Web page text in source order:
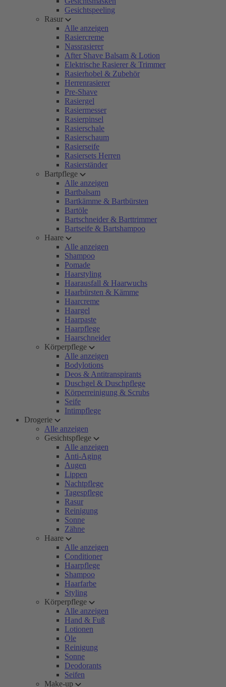
Gesichtspeeling
Rasur
Alle anzeigen
Rasiercreme
Nassrasierer
After Shave Balsam & Lotion
Elektrische Rasierer & Trimmer
Rasierhobel & Zubehör
Herrenrasierer
Pre-Shave
Rasiergel
Rasiermesser
Rasierpinsel
Rasierschale
Rasierschaum
Rasierseife
Rasiersets Herren
Rasierständer
Bartpflege
Alle anzeigen
Bartbalsam
Bartkämme & Bartbürsten
Bartöle
Bartschneider & Barttrimmer
Bartseife & Bartshampoo
Haare
Alle anzeigen
Shampoo
Pomade
Haarstyling
Haarausfall & Haarwuchs
Haarbürsten & Kämme
Haarcreme
Haargel
Haarpaste
Haarpflege
Haarschneider
Körperpflege
Alle anzeigen
Bodylotions
Deos & Antitranspirants
Duschgel & Duschpflege
Körperreinigung & Scrubs
Seife
Intimpflege
Drogerie
Alle anzeigen
Gesichtspflege
Alle anzeigen
Anti-Aging
Augen
Lippen
Nachtpflege
Tagespflege
Rasur
Reinigung
Sonne
Zähne
Haare
Alle anzeigen
Conditioner
Haarpflege
Shampoo
Haarfarbe
Styling
Körperpflege
Alle anzeigen
Hand & Fuß
Lotionen
Öle
Reinigung
Sonne
Deodorants
Seifen
Make-up